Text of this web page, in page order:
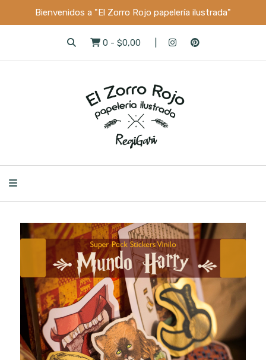
Bienvenidos a "El Zorro Rojo papelería ilustrada"
0 - $0,00